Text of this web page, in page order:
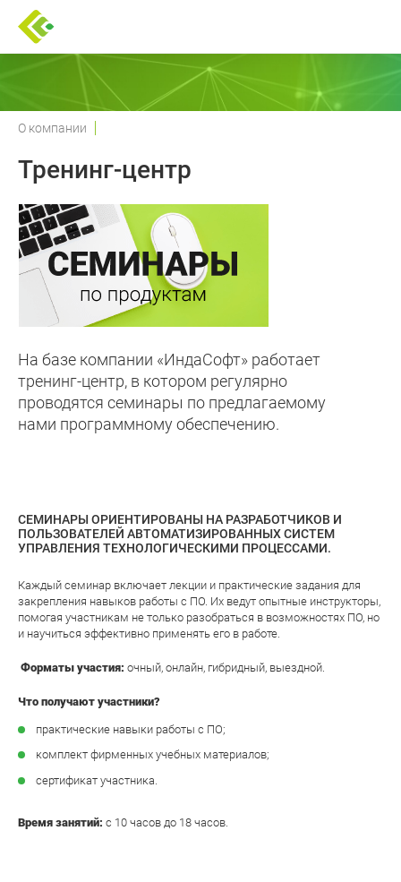
О компании
Тренинг-центр
На базе компании «ИндаСофт» работает
тренинг-центр, в котором регулярно
проводятся семинары по предлагаемому
нами программному обеспечению.
СЕМИНАРЫ ОРИЕНТИРОВАНЫ НА РАЗРАБОТЧИКОВ И
ПОЛЬЗОВАТЕЛЕЙ АВТОМАТИЗИРОВАННЫХ СИСТЕМ
УПРАВЛЕНИЯ ТЕХНОЛОГИЧЕСКИМИ ПРОЦЕССАМИ.
Каждый семинар включает лекции и практические задания для
закрепления навыков работы с ПО. Их ведут опытные инструкторы,
помогая участникам не только разобраться в возможностях ПО, но
и научиться эффективно применять его в работе.
Форматы участия: очный, онлайн, гибридный, выездной.
Что получают участники?
практические навыки работы с ПО;
комплект фирменных учебных материалов;
сертификат участника.
Время занятий: с 10 часов до 18 часов.